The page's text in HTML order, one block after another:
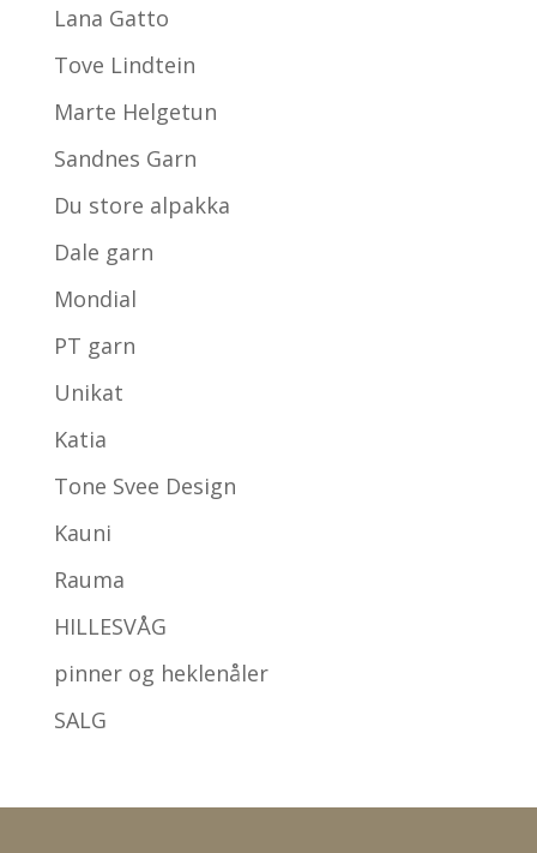
Lana Gatto
Tove Lindtein
Marte Helgetun
Sandnes Garn
Du store alpakka
Dale garn
Mondial
PT garn
Unikat
Katia
Tone Svee Design
Kauni
Rauma
HILLESVÅG
pinner og heklenåler
SALG